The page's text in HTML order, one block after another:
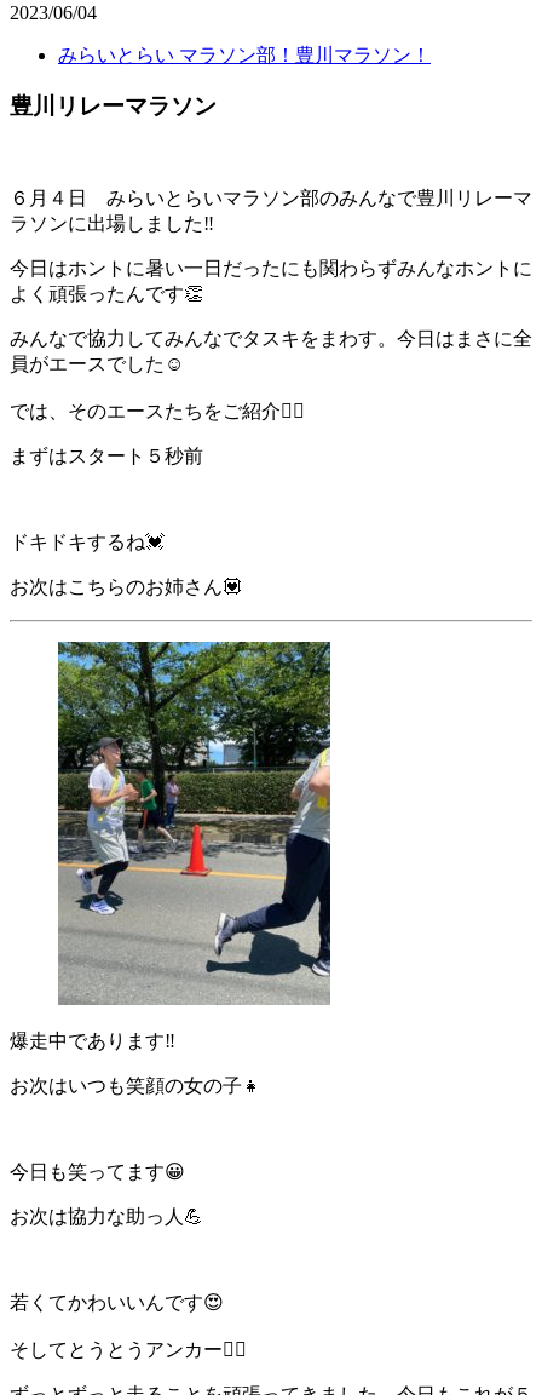
2023/06/04
みらいとらい マラソン部！豊川マラソン！
豊川リレーマラソン
６月４日 みらいとらいマラソン部のみんなで豊川リレーマ
ラソンに出場しました‼️
今日はホントに暑い一日だったにも関わらずみんなホントに
よく頑張ったんです👏
みんなで協力してみんなでタスキをまわす。今日はまさに全
員がエースでした☺️
では、そのエースたちをご紹介🏃‍♀️
まずはスタート５秒前
ドキドキするね💓
お次はこちらのお姉さん💟
爆走中であります‼️
お次はいつも笑顔の女の子👧
今日も笑ってます😀
お次は協力な助っ人💪
若くてかわいいんです😍
そしてとうとうアンカー🏃‍♀️